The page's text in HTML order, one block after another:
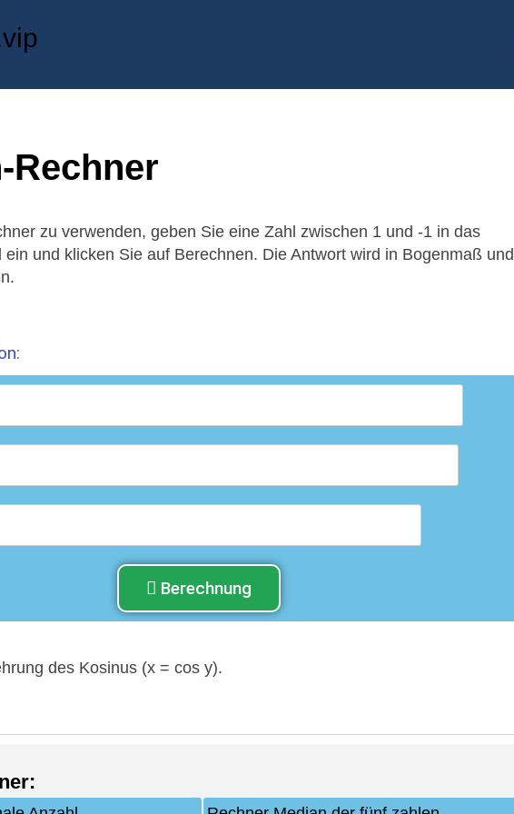
Rechner
zu verwenden, geben Sie eine Zahl zwischen 1 und -1 in das
und klicken Sie auf Berechnen. Die Antwort wird in Bogenmaß und
Berechnung
des Kosinus (x = cos y).
: